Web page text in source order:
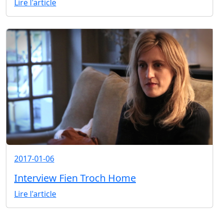
Lire l'article
2017-01-06
Interview Fien Troch Home
Lire l'article